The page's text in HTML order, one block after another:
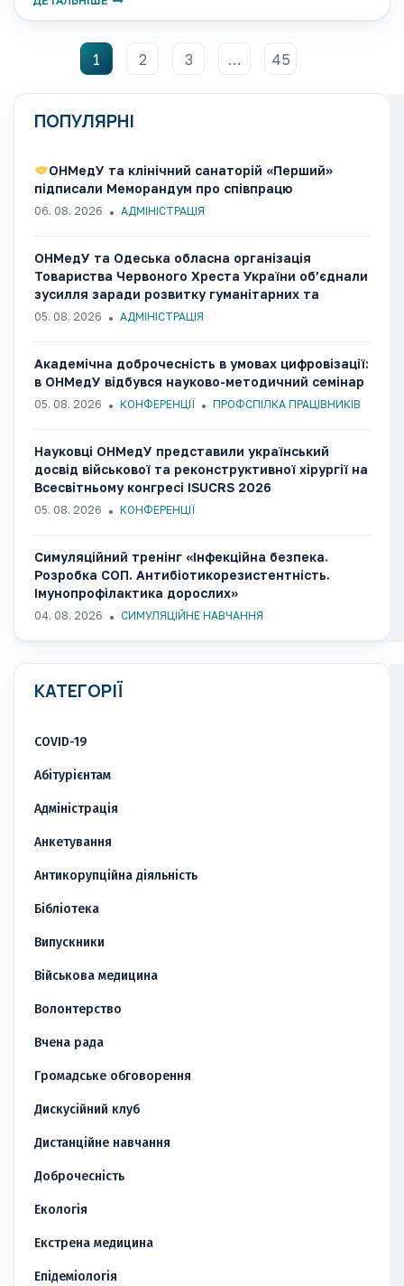
необхідний матеріал одразу
1 2 3 … 45
ПОПУЛЯРНІ
ОНМедУ та клінічний санаторій «Перший»
підписали Меморандум про співпрацю
06. 08. 2026 АДМІНІСТРАЦІЯ
ОНМедУ та Одеська обласна організація
Товариства Червоного Хреста України об’єднали
зусилля заради розвитку гуманітарних та
медико-соціальних ініціатив
05. 08. 2026 АДМІНІСТРАЦІЯ
Академічна доброчесність в умовах цифровізації:
в ОНМедУ відбувся науково-методичний семінар
05. 08. 2026 КОНФЕРЕНЦІЇ ПРОФСПІЛКА ПРАЦІВНИКІВ
Науковці ОНМедУ представили український
досвід військової та реконструктивної хірургії на
Всесвітньому конгресі ISUCRS 2026
05. 08. 2026 КОНФЕРЕНЦІЇ
Симуляційний тренінг «Інфекційна безпека.
Розробка СОП. Антибіотикорезистентність.
Імунопрофілактика дорослих»
04. 08. 2026 СИМУЛЯЦІЙНЕ НАВЧАННЯ
КАТЕГОРІЇ
COVID-19
Абітурієнтам
Адміністрація
Анкетування
Антикорупційна діяльність
Бібліотека
Випускники
Військова медицина
Волонтерство
Вчена рада
Громадське обговорення
Дискусійний клуб
Дистанційне навчання
Доброчесність
Екологія
Екстрена медицина
Епідеміологія